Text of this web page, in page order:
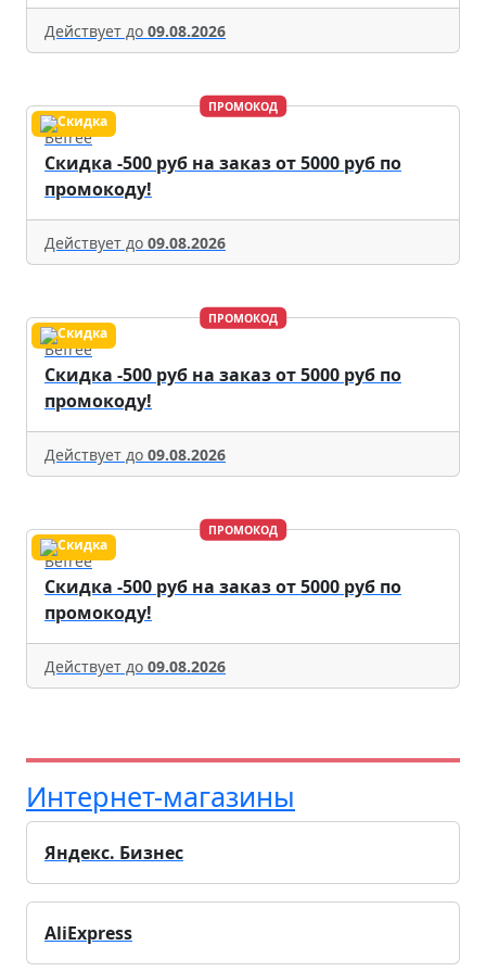
Действует до 09.08.2026
ПРОМОКОД
Befree
Скидка -500 руб на заказ от 5000 руб по
промокоду!
Действует до 09.08.2026
ПРОМОКОД
Befree
Скидка -500 руб на заказ от 5000 руб по
промокоду!
Действует до 09.08.2026
ПРОМОКОД
Befree
Скидка -500 руб на заказ от 5000 руб по
промокоду!
Действует до 09.08.2026
Интернет-магазины
Яндекс. Бизнес
AliExpress